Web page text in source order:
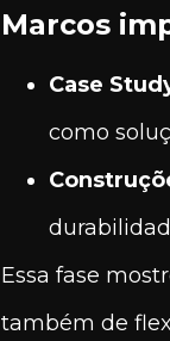
Marcos
Case
como
Essa fase
também de